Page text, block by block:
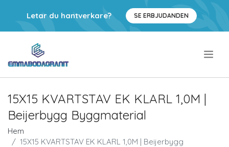
Letar du hantverkare? SE ERBJUDANDEN
15X15 KVARTSTAV EK KLARL 1,0M |
Beijerbygg Byggmaterial
Hem
15X15 KVARTSTAV EK KLARL 1,0M | Beijerbygg